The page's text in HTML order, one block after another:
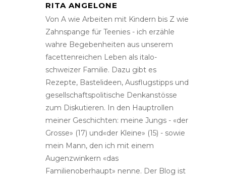
RITA ANGELONE
Von A wie Arbeiten mit Kindern bis Z wie
Zahnspange für Teenies - ich erzähle
wahre Begebenheiten aus unserem
facettenreichen Leben als italo-
schweizer Familie. Dazu gibt es
Rezepte, Bastelideen, Ausflugstipps und
gesellschaftspolitische Denkanstösse
zum Diskutieren. In den Hauptrollen
meiner Geschichten: meine Jungs - «der
Grosse» (17) und«der Kleine» (15) - sowie
mein Mann, den ich mit einem
Augenzwinkern «das
Familienoberhaupt» nenne. Der Blog ist